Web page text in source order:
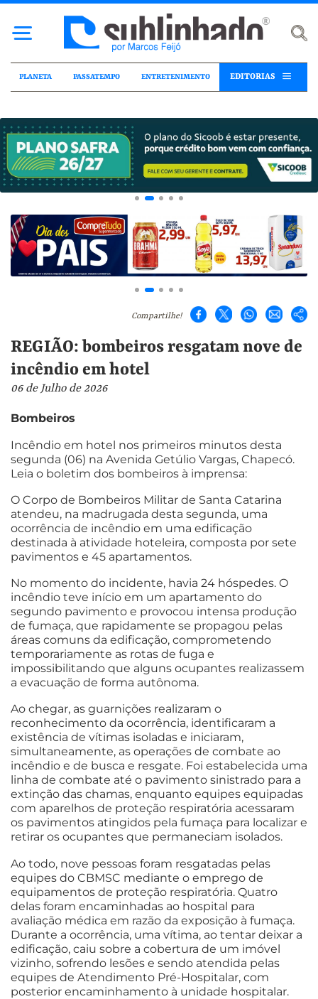
PLANETA PASSATEMPO ENTRETENIMENTO EDITORIAS
Compartilhe!
REGIÃO: bombeiros resgatam nove de
incêndio em hotel
06 de Julho de 2026
Bombeiros
Incêndio em hotel nos primeiros minutos desta
segunda (06) na Avenida Getúlio Vargas, Chapecó.
Leia o boletim dos bombeiros à imprensa:
O Corpo de Bombeiros Militar de Santa Catarina
atendeu, na madrugada desta segunda, uma
ocorrência de incêndio em uma edificação
destinada à atividade hoteleira, composta por sete
pavimentos e 45 apartamentos.
No momento do incidente, havia 24 hóspedes. O
incêndio teve início em um apartamento do
segundo pavimento e provocou intensa produção
de fumaça, que rapidamente se propagou pelas
áreas comuns da edificação, comprometendo
temporariamente as rotas de fuga e
impossibilitando que alguns ocupantes realizassem
a evacuação de forma autônoma.
Ao chegar, as guarnições realizaram o
reconhecimento da ocorrência, identificaram a
existência de vítimas isoladas e iniciaram,
simultaneamente, as operações de combate ao
incêndio e de busca e resgate. Foi estabelecida uma
linha de combate até o pavimento sinistrado para a
extinção das chamas, enquanto equipes equipadas
com aparelhos de proteção respiratória acessaram
os pavimentos atingidos pela fumaça para localizar e
retirar os ocupantes que permaneciam isolados.
Ao todo, nove pessoas foram resgatadas pelas
equipes do CBMSC mediante o emprego de
equipamentos de proteção respiratória. Quatro
delas foram encaminhadas ao hospital para
avaliação médica em razão da exposição à fumaça.
Durante a ocorrência, uma vítima, ao tentar deixar a
edificação, caiu sobre a cobertura de um imóvel
vizinho, sofrendo lesões e sendo atendida pelas
equipes de Atendimento Pré-Hospitalar, com
posterior encaminhamento à unidade hospitalar.